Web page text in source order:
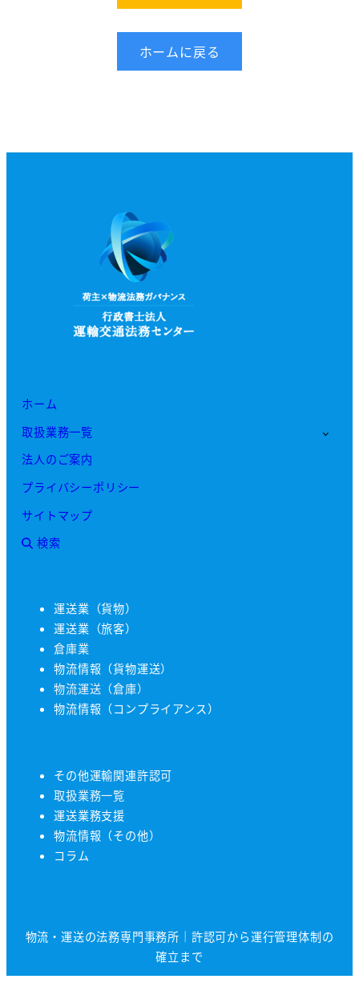
ホームに戻る
ホーム
取扱業務一覧
法人のご案内
プライバシーポリシー
サイトマップ
検索
運送業（貨物）
運送業（旅客）
倉庫業
物流情報（貨物運送）
物流運送（倉庫）
物流情報（コンプライアンス）
その他運輸関連許認可
取扱業務一覧
運送業務支援
物流情報（その他）
コラム
物流・運送の法務専門事務所｜許認可から運行管理体制の
確立まで